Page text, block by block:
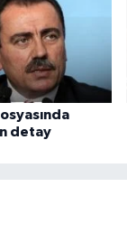
detay